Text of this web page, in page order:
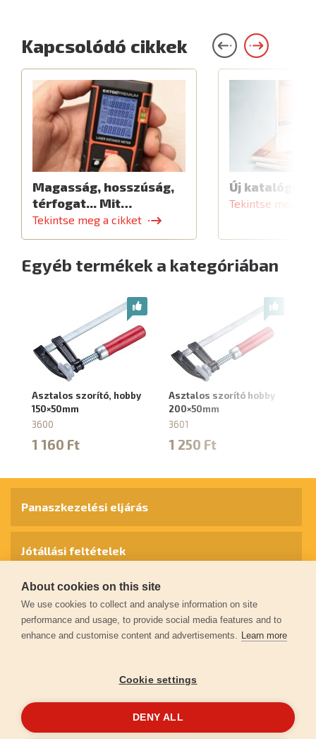
Kapcsolódó cikkek
Magasság, hosszúság,
térfogat... Mit…
Tekintse meg a cikket
Új katalógus
Tekintse meg a
Egyéb termékek a kategóriában
Asztalos szorító, hobby
150×50mm
3600
1 160 Ft
Asztalos szorító hobby
200×50mm
3601
1 250 Ft
© 2026extol.hu- Minden jog fenntartva
Panaszkezelési eljárás
Jótállási feltételek
Személyes adatok védelme
Kapcsolat
Garancia regisztráció
About cookies on this site
We use cookies to collect and analyse information on site
performance and usage, to provide social media features and to
enhance and customise content and advertisements. Learn more
Cookie settings
DENY ALL